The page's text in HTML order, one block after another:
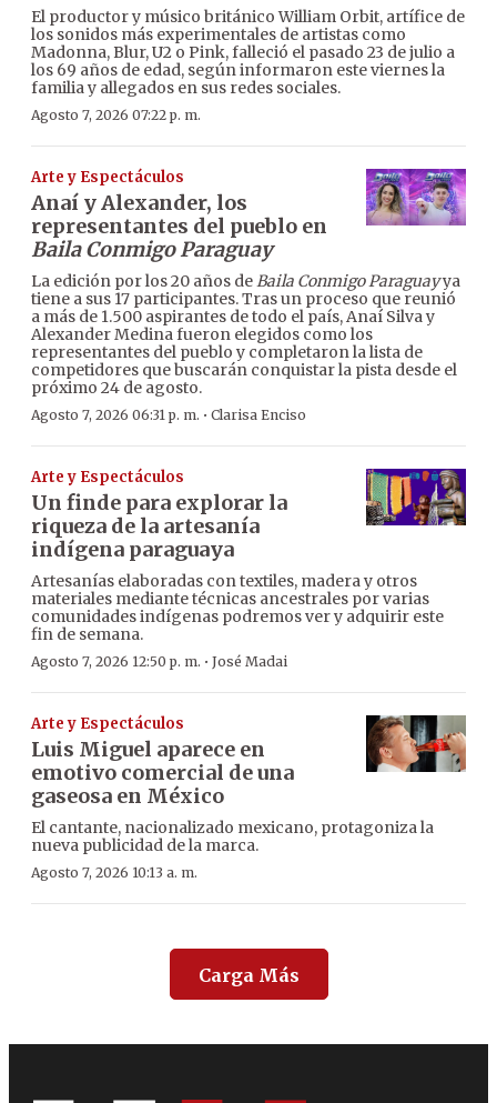
El productor y músico británico William Orbit, artífice de
los sonidos más experimentales de artistas como
Madonna, Blur, U2 o Pink, falleció el pasado 23 de julio a
los 69 años de edad, según informaron este viernes la
familia y allegados en sus redes sociales.
Agosto 7, 2026 07:22 p. m.
Arte y Espectáculos
Anaí y Alexander, los
representantes del pueblo en
Baila Conmigo Paraguay
La edición por los 20 años deBaila Conmigo Paraguayya
tiene a sus 17 participantes. Tras un proceso que reunió
a más de 1.500 aspirantes de todo el país, Anaí Silva y
Alexander Medina fueron elegidos como los
representantes del pueblo y completaron la lista de
competidores que buscarán conquistar la pista desde el
próximo 24 de agosto.
Agosto 7, 2026 06:31 p. m. · Clarisa Enciso
Arte y Espectáculos
Un finde para explorar la
riqueza de la artesanía
indígena paraguaya
Artesanías elaboradas con textiles, madera y otros
materiales mediante técnicas ancestrales por varias
comunidades indígenas podremos ver y adquirir este
fin de semana.
Agosto 7, 2026 12:50 p. m. · José Madai
Arte y Espectáculos
Luis Miguel aparece en
emotivo comercial de una
gaseosa en México
El cantante, nacionalizado mexicano, protagoniza la
nueva publicidad de la marca.
Agosto 7, 2026 10:13 a. m.
Carga Más